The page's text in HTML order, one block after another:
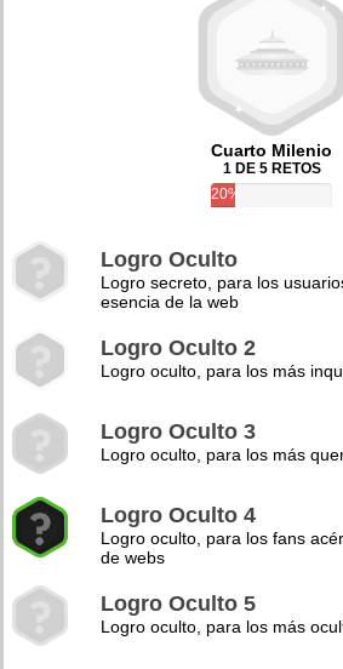
Cuarto Milenio
1 DE 5 RETOS
20%
Logro Oculto
Logro secreto, para los
esencia de la web
Logro Oculto 2
Logro oculto, para los más
Logro Oculto 3
Logro oculto, para los más
Logro Oculto 4
Logro oculto, para los fans
de webs
Logro Oculto 5
Logro oculto, para los más